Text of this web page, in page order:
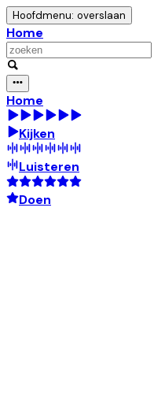
Hoofdmenu: overslaan
Home
Home
Kijken
Luisteren
Doen